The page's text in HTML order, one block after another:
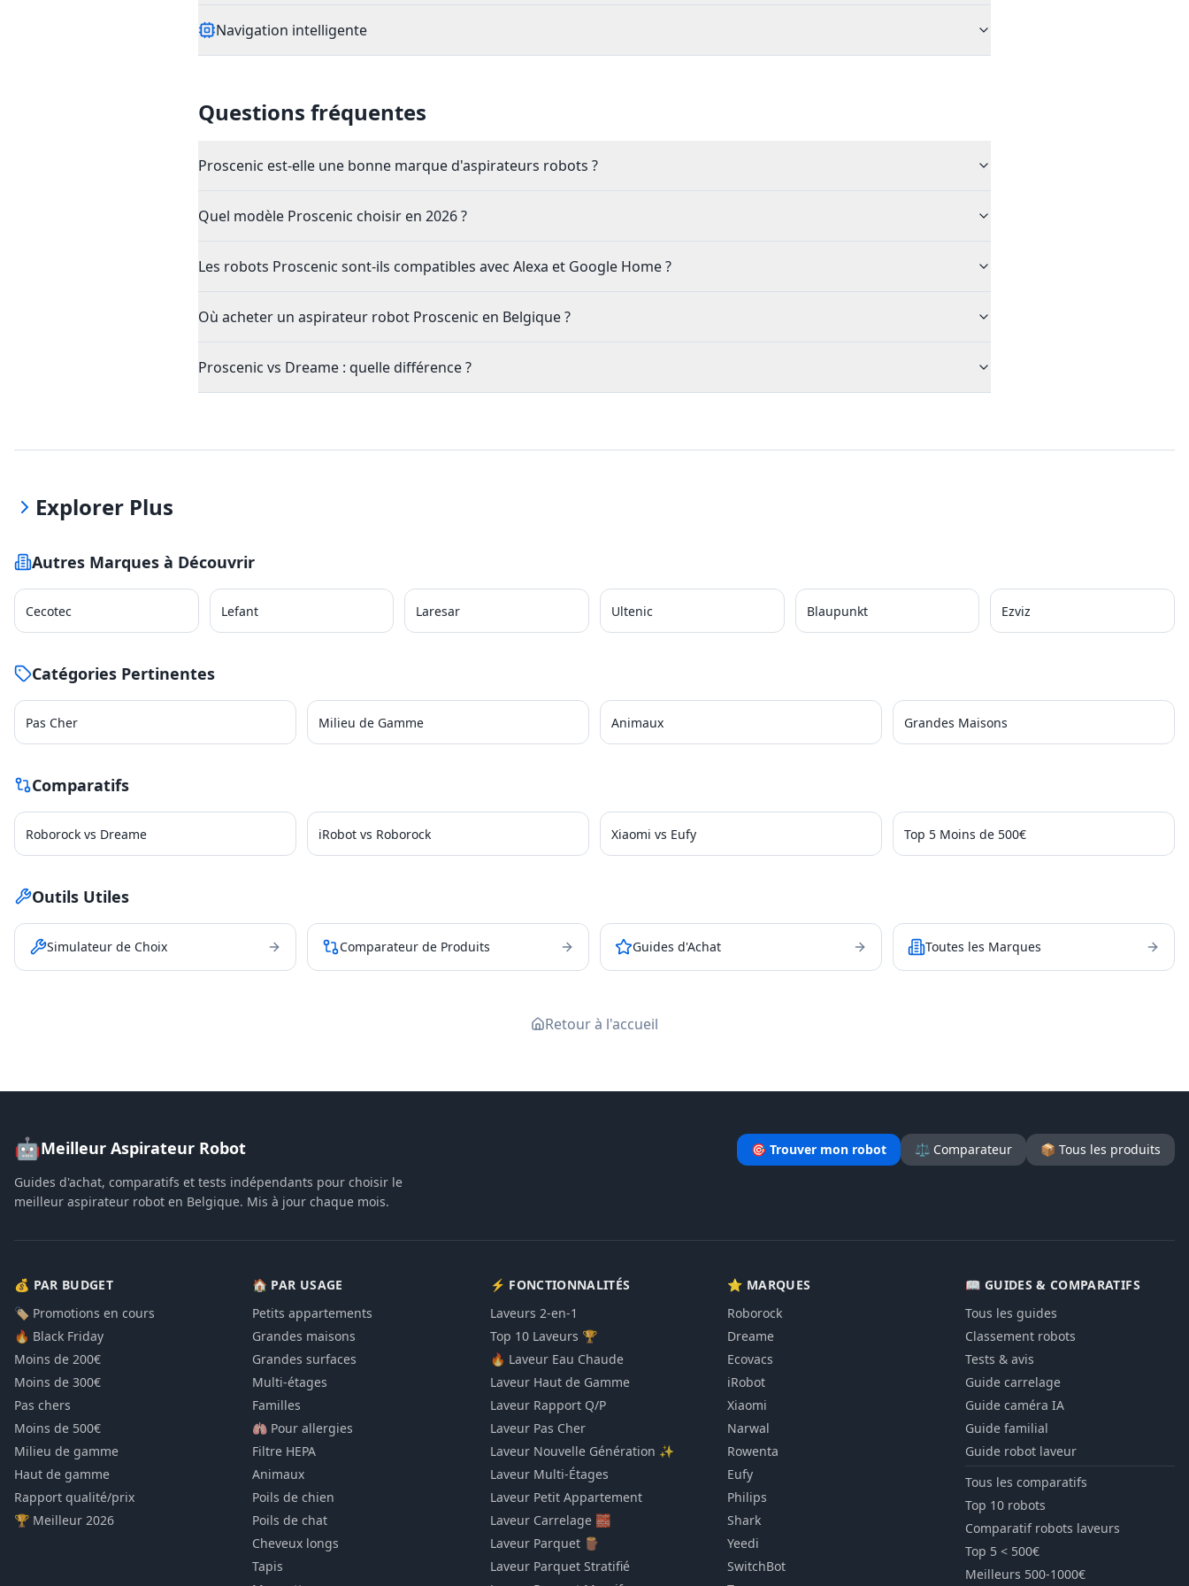
Navigation intelligente
Questions fréquentes
Proscenic est-elle une bonne marque d'aspirateurs robots ?
Quel modèle Proscenic choisir en 2026 ?
Les robots Proscenic sont-ils compatibles avec Alexa et Google Home ?
Où acheter un aspirateur robot Proscenic en Belgique ?
Proscenic vs Dreame : quelle différence ?
Explorer Plus
Autres Marques à Découvrir
Cecotec Lefant Laresar Ultenic Blaupunkt Ezviz
Catégories Pertinentes
Pas Cher Milieu de Gamme Animaux Grandes Maisons
Comparatifs
Roborock vs Dreame iRobot vs Roborock Xiaomi vs Eufy Top 5 Moins de 500€
Outils Utiles
Simulateur de Choix Comparateur de Produits Guides d'Achat Toutes les Marques
Retour à l'accueil
🤖Meilleur Aspirateur Robot
Guides d'achat, comparatifs et tests indépendants pour choisir le
meilleur aspirateur robot en Belgique. Mis à jour chaque mois.
🎯 Trouver mon robot ⚖️ Comparateur 📦 Tous les produits
💰 PAR BUDGET
🏷️ Promotions en cours
🔥 Black Friday
Moins de 200€
Moins de 300€
Pas chers
Moins de 500€
Milieu de gamme
Haut de gamme
Rapport qualité/prix
🏆 Meilleur 2026
🏠 PAR USAGE
Petits appartements
Grandes maisons
Grandes surfaces
Multi-étages
Familles
🫁 Pour allergies
Filtre HEPA
Animaux
Poils de chien
Poils de chat
Cheveux longs
Tapis
⚡ FONCTIONNALITÉS
Laveurs 2-en-1
Top 10 Laveurs 🏆
🔥 Laveur Eau Chaude
Laveur Haut de Gamme
Laveur Rapport Q/P
Laveur Pas Cher
Laveur Nouvelle Génération ✨
Laveur Multi-Étages
Laveur Petit Appartement
Laveur Carrelage 🧱
Laveur Parquet 🪵
Laveur Parquet Stratifié
⭐ MARQUES
Roborock
Dreame
Ecovacs
iRobot
Xiaomi
Narwal
Rowenta
Eufy
Philips
Shark
Yeedi
SwitchBot
📖 GUIDES & COMPARATIFS
Tous les guides
Classement robots
Tests & avis
Guide carrelage
Guide caméra IA
Guide familial
Guide robot laveur
Tous les comparatifs
Top 10 robots
Comparatif robots laveurs
Top 5 < 500€
Meilleurs 500-1000€